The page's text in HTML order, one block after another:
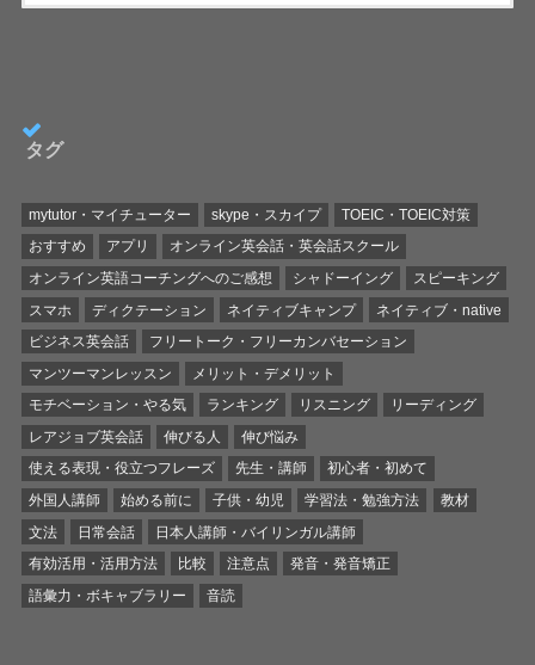
タグ
mytutor・マイチューター skype・スカイプ
TOEIC・TOEIC対策
おすすめ
アプリ
オンライン英会話・英会話スクール
オンライン英語コーチングへのご感想
シャドーイング
スピーキング
スマホ
ディクテーション ネイティブキャンプ
ネイティブ・native
ビジネス英会話
フリートーク・フリーカンバセーション
マンツーマンレッスン
メリット・デメリット
モチベーション・やる気
ランキング リスニング
リーディング
レアジョブ英会話
伸びる人
伸び悩み
使える表現・役立つフレーズ
先生・講師
初心者・初めて
外国人講師
始める前に 子供・幼児 学習法・勉強方法
教材
文法
日常会話
日本人講師・バイリンガル講師
有効活用・活用方法
比較 注意点
発音・発音矯正
語彙力・ボキャブラリー
音読